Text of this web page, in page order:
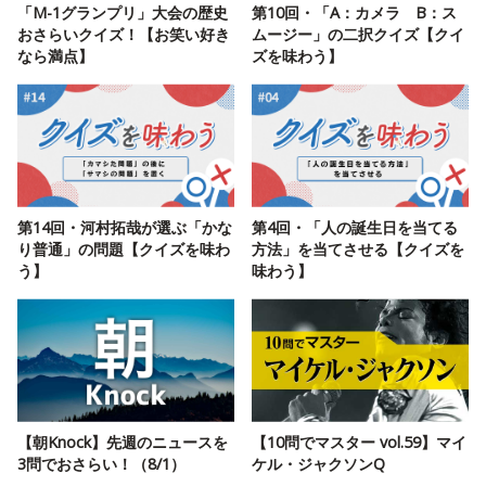
「M-1グランプリ」大会の歴史
おさらいクイズ！【お笑い好き
なら満点】
第10回・「A：カメラ B：ス
ムージー」の二択クイズ【クイ
ズを味わう】
第14回・河村拓哉が選ぶ「かな
り普通」の問題【クイズを味わ
う】
第4回・「人の誕生日を当てる
方法」を当てさせる【クイズを
味わう】
【朝Knock】先週のニュースを
3問でおさらい！（8/1）
【10問でマスター vol.59】マイ
ケル・ジャクソンQ